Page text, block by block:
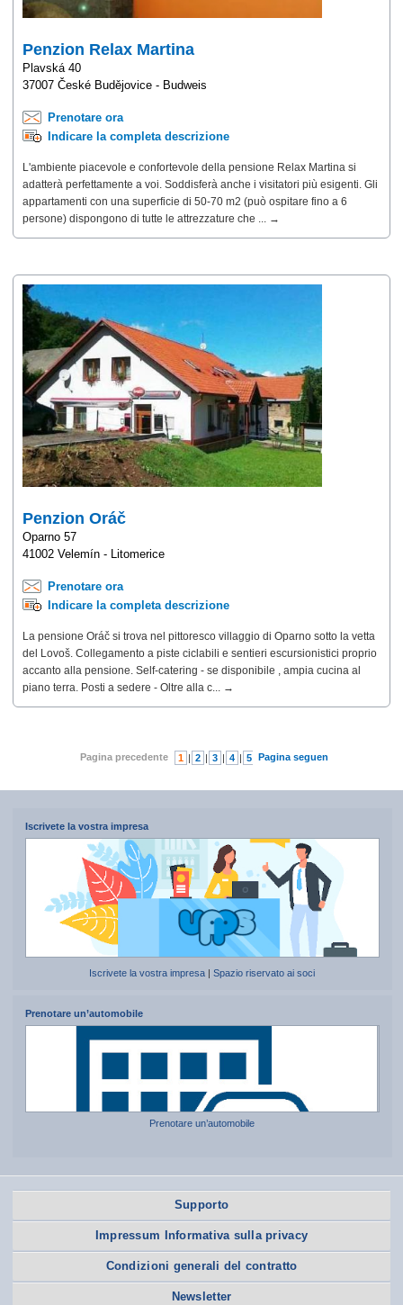
Penzion Relax Martina
Plavská 40
37007 České Budějovice - Budweis
Prenotare ora
Indicare la completa descrizione
L'ambiente piacevole e confortevole della pensione Relax Martina si
adatterà perfettamente a voi. Soddisferà anche i visitatori più esigenti. Gli
appartamenti con una superficie di 50-70 m2 (può ospitare fino a 6
persone) dispongono di tutte le attrezzature che ... →
Penzion Oráč
Oparno 57
41002 Velemín - Litomerice
Prenotare ora
Indicare la completa descrizione
La pensione Oráč si trova nel pittoresco villaggio di Oparno sotto la vetta
del Lovoš. Collegamento a piste ciclabili e sentieri escursionistici proprio
accanto alla pensione. Self-catering - se disponibile , ampia cucina al
piano terra. Posti a sedere - Oltre alla c... →
Pagina precedente 1 2 3 4 5 6 | 7
Pagina seguente
Iscrivete la vostra impresa
Iscrivete la vostra impresa |Spazio riservato ai soci
Prenotare un’automobile
Prenotare un’automobile
Supporto
Impressum Informativa sulla privacy
Condizioni generali del contratto
Newsletter